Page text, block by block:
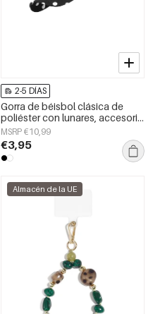
2-5 DÍAS
Gorra de béisbol clásica de
poliéster con lunares, accesorio
diario.
MSRP €10,99
€3,95
Almacén de la UE